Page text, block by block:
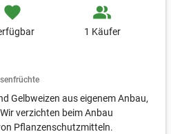
favorite people_alt
1 Käufer
Gelbweizen aus eigenem Anbau,
verzichten beim Anbau
Pflanzenschutzmitteln.